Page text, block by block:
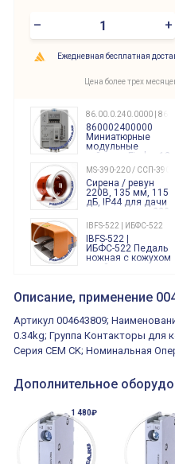
– +
Ежедневная бесплатная
Цена более трех
86.00.0.240.0000 |
860002400000
Миниатюрные
модульные
таймеры Finder, 12-
240 Вольт AC/DC
Finder
86.00.0.240.0000
MS-390-220 / ССП-390
Сирена / ревун
220В, 135 мм, 115
дБ, IP44 для дачи
производства 220
Вольт звук ситены
"пожарная
тревога"
IBFS-522 | ИБФС-522
IBFS-522 |
ИБФС-522 Педаль
ножная с кожухом
двойная,
15Ампер 250В
XVR13M05L
Маячок
оранжевый
230VAC 130мм
ВКН8108
ВКН8108
выключатель
путевой,
регулируемый
ролик
800202300000С | 80
реле времени
0.1cек.-10 дней, 10
функций/режимов
Описание, применение
Артикул 004643809;
0.34kg; Группа Контакторы для
Серия CEM CK; Номинальная
Дополнительное
1 480₽